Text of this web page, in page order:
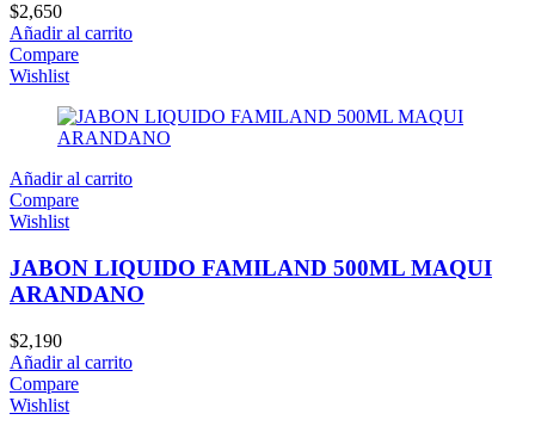
$2,650
Añadir al carrito
Compare
Wishlist
Añadir al carrito
Compare
Wishlist
JABON LIQUIDO FAMILAND 500ML MAQUI
ARANDANO
$2,190
Añadir al carrito
Compare
Wishlist